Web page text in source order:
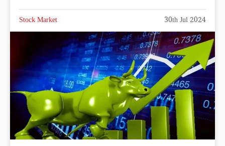
Stock Market 30th Jul 2024